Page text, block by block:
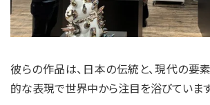
彼らの作品は、日本の伝統と、現代の要
的な表現で世界中から注目を浴びています